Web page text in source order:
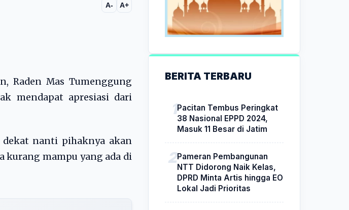
A- A+
Raden Mas Tumenggung
mendapat apresiasi dari
dekat nanti pihaknya akan
kurang mampu yang ada di
BERITA TERBARU
Pacitan Tembus Peringkat
38 Nasional EPPD 2024,
Masuk 11 Besar di Jatim
Pameran Pembangunan
NTT Didorong Naik Kelas,
DPRD Minta Artis hingga EO
Lokal Jadi Prioritas